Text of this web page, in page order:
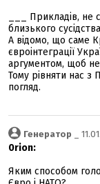
___ Прикладів, не
близького
А відомо, що саме
євроінтеграції
аргументом, щоб
Тому рівняти нас
погляд.
Генератор _
0rion:
Яким способом